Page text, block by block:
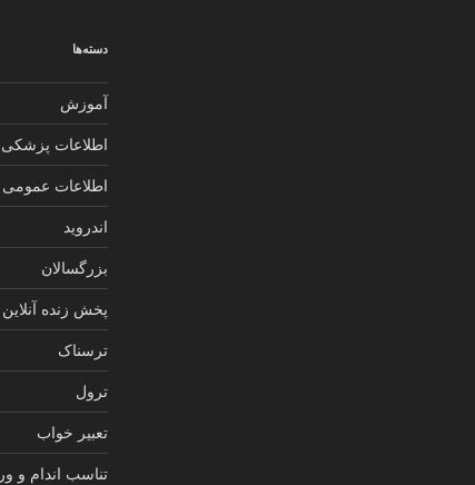
دسته‌ها
آموزش
اطلاعات پزشکی
اطلاعات عمومی
اندروید
بزرگسالان
پخش زنده آنلاین
ترسناک
ترول
تعبیر خواب
تناسب اندام و